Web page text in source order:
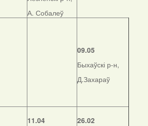
А. Собалеў
09.05
Быхаўскі р-н,
Д.Захараў
11.04
26.02